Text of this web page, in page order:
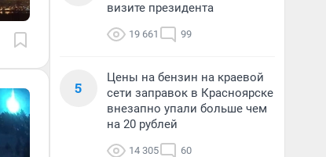
визите президента
19 661 99
5
Цены на бензин на краевой
сети заправок в Красноярске
внезапно упали больше чем
на 20 рублей
14 305 60